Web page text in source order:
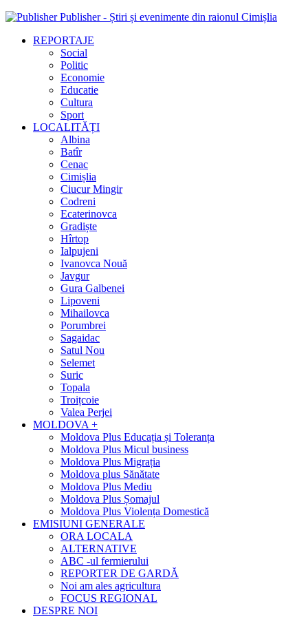
Publisher - Știri și evenimente din raionul Cimișlia
REPORTAJE
Social
Politic
Economie
Educatie
Cultura
Sport
LOCALITĂȚI
Albina
Batîr
Cenac
Cimișlia
Ciucur Mingir
Codreni
Ecaterinovca
Gradiște
Hîrtop
Ialpujeni
Ivanovca Nouă
Javgur
Gura Galbenei
Lipoveni
Mihailovca
Porumbrei
Sagaidac
Satul Nou
Selemet
Suric
Topala
Troițcoie
Valea Perjei
MOLDOVA +
Moldova Plus Educația și Toleranța
Moldova Plus Micul business
Moldova Plus Migrația
Moldova plus Sănătate
Moldova Plus Mediu
Moldova Plus Șomajul
Moldova Plus Violența Domestică
EMISIUNI GENERALE
ORA LOCALA
ALTERNATIVE
ABC -ul fermierului
REPORTER DE GARDĂ
Noi am ales agricultura
FOCUS REGIONAL
DESPRE NOI